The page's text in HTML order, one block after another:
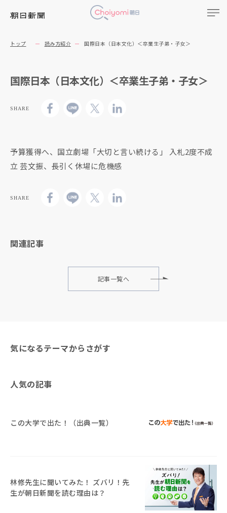
トップ 読み方紹介 国際日本（日本文化）＜卒業生子弟・子女＞
国際日本（日本文化）＜卒業生子弟・子女＞
SHARE
予算獲得へ、国立劇場「大切と言い続ける」 入札2度不成
立 芸文振、長引く休場に危機感
SHARE
関連記事
記事一覧へ
気になるテーマからさがす
人気の記事
この大学で出た！（出典一覧）
林修先生に聞いてみた！ ズバリ！先
生が朝日新聞を読む理由は？